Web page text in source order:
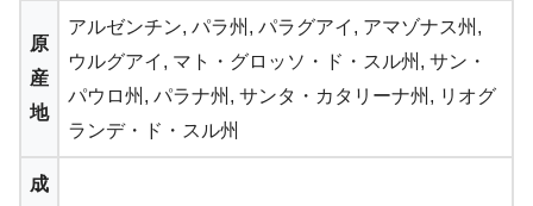
原
産
地
アルゼンチン, パラ州, パラグアイ, アマゾナス州,
ウルグアイ, マト・グロッソ・ド・スル州, サン・
パウロ州, パラナ州, サンタ・カタリーナ州, リオグ
ランデ・ド・スル州
成